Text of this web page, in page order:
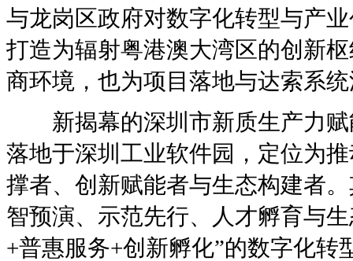
与龙岗区政府对数字化转型与产
打造为辐射粤港澳大湾区的创新
商环境，也为项目落地与达索系
新揭幕的深圳市新质生产力赋
落地于深圳工业软件园，定位为
撑者、创新赋能者与生态构建者
智预演、示范先行、人才孵育与
+普惠服务+创新孵化”的数字化